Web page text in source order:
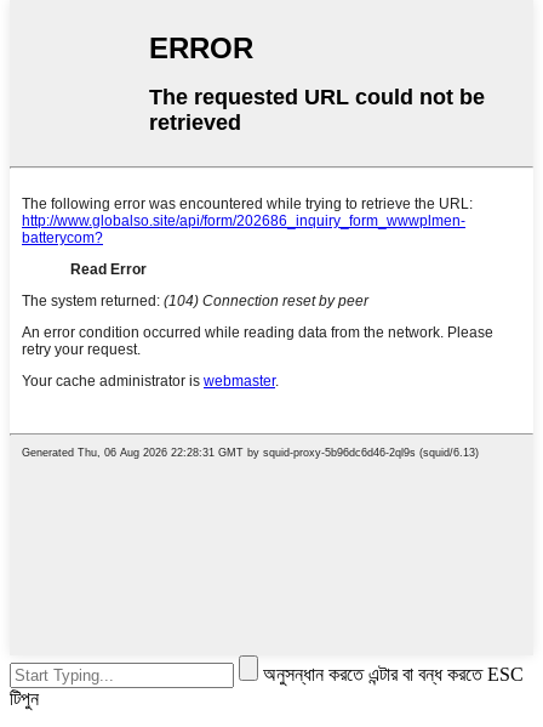
অনুসন্ধান করতে এন্টার বা বন্ধ করতে ESC
টিপুন